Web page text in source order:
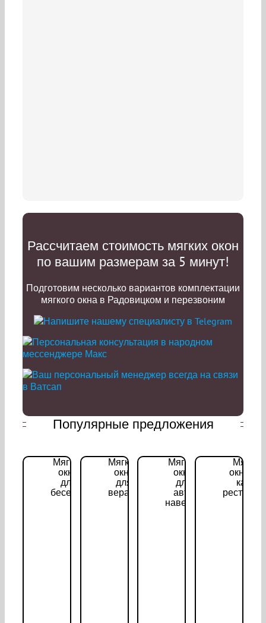
Рассчитаем стоимость мягких окон
по вашим размерам за 5 минут!
Подготовим несколько вариантов комплектации
мягкого окна в Радовицком и перезвоним
Популярные предложения
Мягкие
окна
для
беседок
Мягкие
окна
для
веранд
Мягкие
окна
для
авто
навесов
Мягкие
окна
кафе,